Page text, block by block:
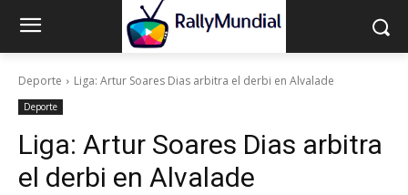
Deporte Liga: Artur Soares Dias arbitra el derbi en Alvalade
Deporte
Liga: Artur Soares Dias arbitra
el derbi en Alvalade